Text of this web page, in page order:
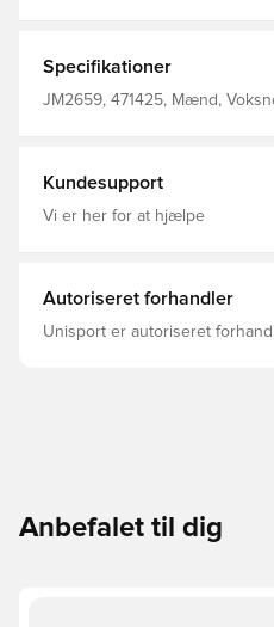
rebounds. CLIMACOOL-
fordeler sveden og sikrer, at
og fokuseret
Hovedmateriale: 100%
CLIMACOOL
Specifikationer
JM2659, 471425, Mænd,
Kundesupport
Vi er her for at hjælpe
Autoriseret forhandler
Unisport er autoriseret
Anbefalet til dig